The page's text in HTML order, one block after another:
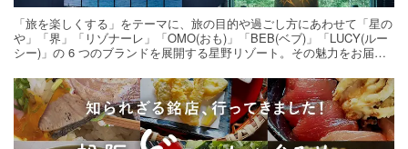
「旅を楽しくする」をテーマに、旅の目的や過ごし方にあわせて「星の
や」「界」「リゾナーレ」「OMO(おも)」「BEB(ベブ)」「LUCY(ルー
シー)」の 6 つのブランドを展開する星野リゾート。その魅力をお届け